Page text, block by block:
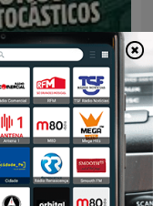
estocásticos